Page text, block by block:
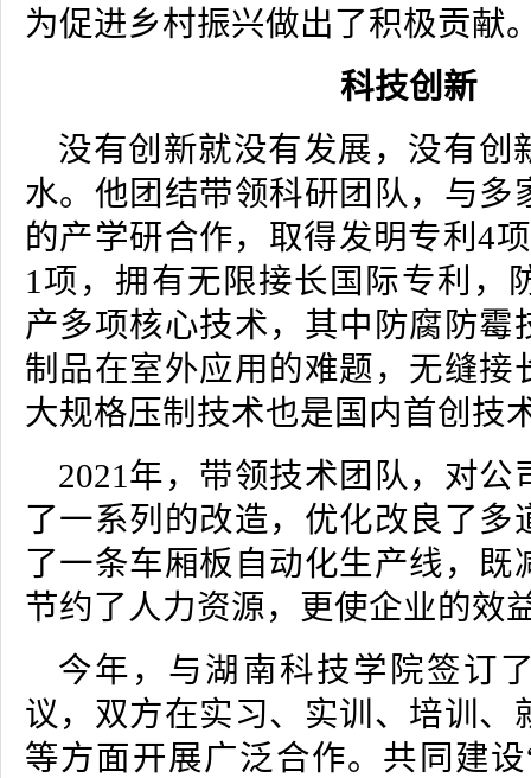
为促进乡村振兴做出了积极贡献
科技创新
没有创新就没有发展，没有创
水。他团结带领科研团队，与多
的产学研合作，取得发明专利4
1项，拥有无限接长国际专利，
产多项核心技术，其中防腐防霉
制品在室外应用的难题，无缝接
大规格压制技术也是国内首创技
2021年，带领技术团队，对公
了一系列的改造，优化改良了多
了一条车厢板自动化生产线，既
节约了人力资源，更使企业的效
今年，与湖南科技学院签订
议，双方在实习、实训、培训、
等方面开展广泛合作。共同建